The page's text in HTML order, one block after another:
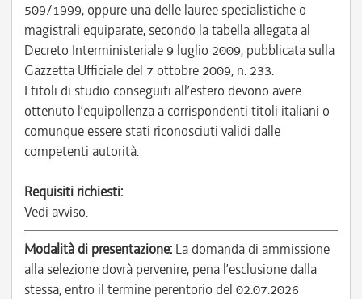
509/1999, oppure una delle lauree specialistiche o
magistrali equiparate, secondo la tabella allegata al
Decreto Interministeriale 9 luglio 2009, pubblicata sulla
Gazzetta Ufficiale del 7 ottobre 2009, n. 233.
I titoli di studio conseguiti all’estero devono avere
ottenuto l’equipollenza a corrispondenti titoli italiani o
comunque essere stati riconosciuti validi dalle
competenti autorità.
Requisiti richiesti:
Vedi avviso.
Modalità di presentazione: La domanda di ammissione
alla selezione dovrà pervenire, pena l’esclusione dalla
stessa, entro il termine perentorio del 02.07.2026